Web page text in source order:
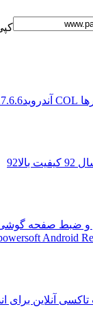
کپی شد
v3.7.6.6
92
صفحه گوشی
Apowersoft
برای اندروید